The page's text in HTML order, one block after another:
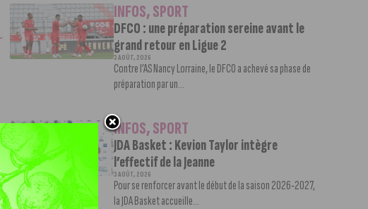
INFOS,SPORT
DFCO : une préparation sereine avant le
grand retour en Ligue 2
3 AOÛT, 2026
Contre l’AS Nancy Lorraine, le DFCO a achevé sa phase de
préparation par un...
INFOS,SPORT
JDA Basket : Kevion Taylor intègre
l’effectif de la Jeanne
3 AOÛT, 2026
Pour se renforcer avant le début de la saison 2026-2027,
la JDA Basket accueille...